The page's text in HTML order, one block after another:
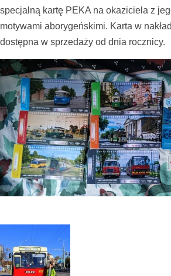
specjalną kartę PEKA na okaziciela z
motywami aborygeńskimi. Karta w
dostępna w sprzedaży od dnia rocznicy.